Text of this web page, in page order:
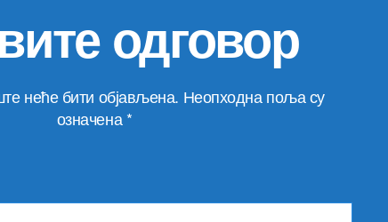
одговор
неће бити објављена. Неопходна поља су
означена *